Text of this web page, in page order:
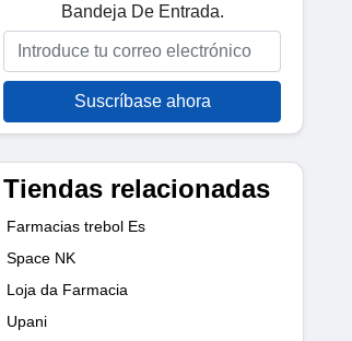
Bandeja De Entrada.
Suscríbase ahora
Tiendas relacionadas
Farmacias trebol Es
Space NK
Loja da Farmacia
Upani